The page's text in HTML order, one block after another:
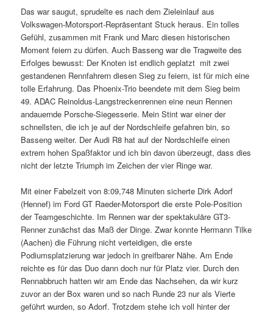
Das war saugut, sprudelte es nach dem Zieleinlauf aus
Volkswagen-Motorsport-Repräsentant Stuck heraus. Ein tolles
Gefühl, zusammen mit Frank und Marc diesen historischen
Moment feiern zu dürfen. Auch Basseng war die Tragweite des
Erfolges bewusst: Der Knoten ist endlich geplatzt  mit zwei
gestandenen Rennfahrern diesen Sieg zu feiern, ist für mich eine
tolle Erfahrung. Das Phoenix-Trio beendete mit dem Sieg beim
49. ADAC Reinoldus-Langstreckenrennen eine neun Rennen
andauernde Porsche-Siegesserie. Mein Stint war einer der
schnellsten, die ich je auf der Nordschleife gefahren bin, so
Basseng weiter. Der Audi R8 hat auf der Nordschleife einen
extrem hohen Spaßfaktor und ich bin davon überzeugt, dass dies
nicht der letzte Triumph im Zeichen der vier Ringe war.
Mit einer Fabelzeit von 8:09,748 Minuten sicherte Dirk Adorf
(Hennef) im Ford GT Raeder-Motorsport die erste Pole-Position
der Teamgeschichte. Im Rennen war der spektakuläre GT3-
Renner zunächst das Maß der Dinge. Zwar konnte Hermann Tilke
(Aachen) die Führung nicht verteidigen, die erste
Podiumsplatzierung war jedoch in greifbarer Nähe. Am Ende
reichte es für das Duo dann doch nur für Platz vier. Durch den
Rennabbruch hatten wir am Ende das Nachsehen, da wir kurz
zuvor an der Box waren und so nach Runde 23 nur als Vierte
geführt wurden, so Adorf. Trotzdem stehe ich voll hinter der